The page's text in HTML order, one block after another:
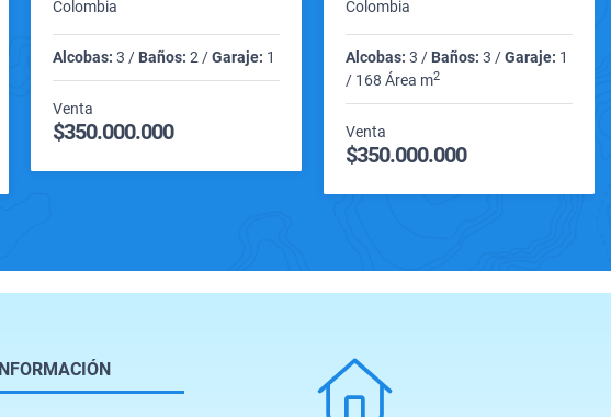
Colombia
Alcobas: 3 / Baños: 2 /Garaje: 1
Venta
$350.000.000
Colombia
Alcobas: 3 / Baños: 3 /Garaje: 1
/ 168 Área m2
Venta
$350.000.000